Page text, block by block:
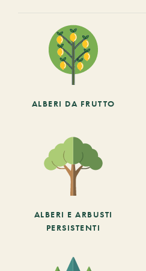
ALBERI DA FRUTTO
ALBERI E ARBUSTI
PERSISTENTI